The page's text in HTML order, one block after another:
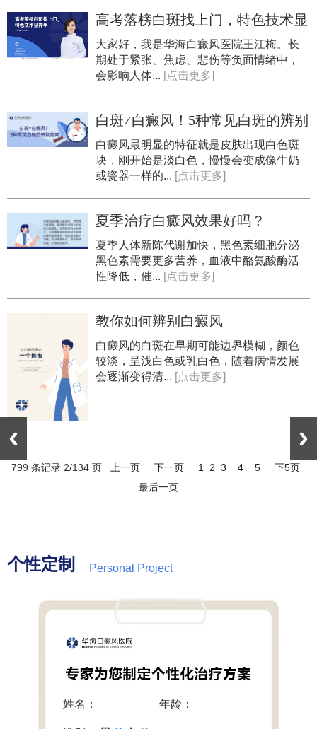
高考落榜白斑找上门，特色技术显
神手
​大家好，我是华海白癜风医院王江梅。长
期处于紧张、焦虑、悲伤等负面情绪中，
会影响人体... [点击更多]
白斑≠白癜风！5种常见白斑的辨别
指南
白癜风最明显的特征就是皮肤出现白色斑
块，刚开始是淡白色，慢慢会变成像牛奶
或瓷器一样的... [点击更多]
夏季治疗白癜风效果好吗？
​夏季人体新陈代谢加快，黑色素细胞分泌
黑色素需要更多营养，血液中酪氨酸酶活
性降低，催... [点击更多]
教你如何辨别白癜风
白癜风的白斑在早期可能边界模糊，颜色
较淡，呈浅白色或乳白色，随着病情发展
会逐渐变得清... [点击更多]
799 条记录 2/134 页 上一页 下一页 1 2 3 4 5
下5页
最后一页
个性定制 Personal Project
姓名： 年龄：